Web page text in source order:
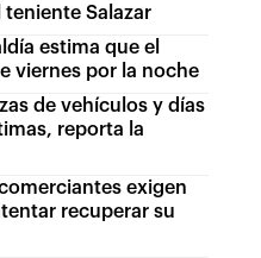
Salazar
estima que el
viernes por la noche
de vehículos y días
reporta la
exigen
recuperar su